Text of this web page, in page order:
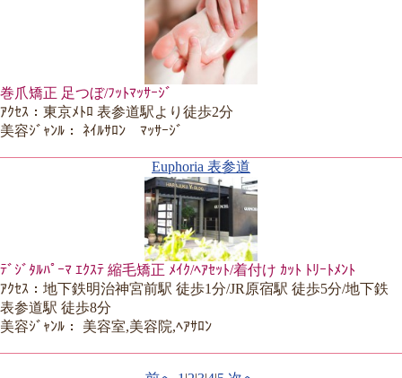
巻爪矯正 足つぼ/ﾌｯﾄﾏｯｻｰｼﾞ
ｱｸｾｽ：東京ﾒﾄﾛ 表参道駅より徒歩2分
美容ｼﾞｬﾝﾙ： ﾈｲﾙｻﾛﾝ ﾏｯｻｰｼﾞ
Euphoria 表参道
ﾃﾞｼﾞﾀﾙﾊﾟｰﾏ ｴｸｽﾃ 縮毛矯正 ﾒｲｸ/ﾍｱｾｯﾄ/着付け ｶｯﾄ ﾄﾘｰﾄﾒﾝﾄ
ｱｸｾｽ：地下鉄明治神宮前駅 徒歩1分/JR原宿駅 徒歩5分/地下鉄
表参道駅 徒歩8分
美容ｼﾞｬﾝﾙ： 美容室,美容院,ﾍｱｻﾛﾝ